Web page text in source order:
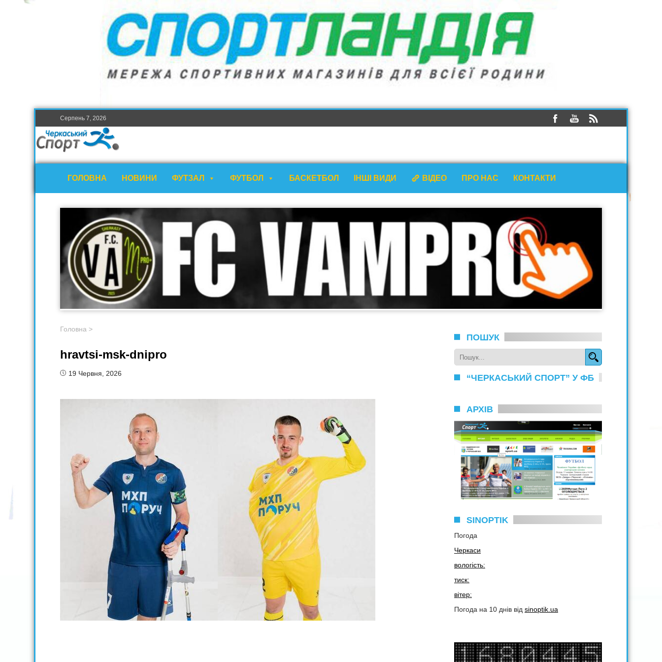
Серпень 7, 2026
ГОЛОВНА НОВИНИ ФУТЗАЛ ФУТБОЛ БАСКЕТБОЛ ІНШІ ВИДИ ВІДЕО ПРО НАС КОНТАКТИ
Головна >
hravtsi-msk-dnipro
19 Червня, 2026
ПОШУК
“ЧЕРКАСЬКИЙ СПОРТ” У ФБ
АРХІВ
SINOPTIK
Погода
Черкаси
вологість:
тиск:
вітер:
Погода на 10 днів від sinoptik.ua